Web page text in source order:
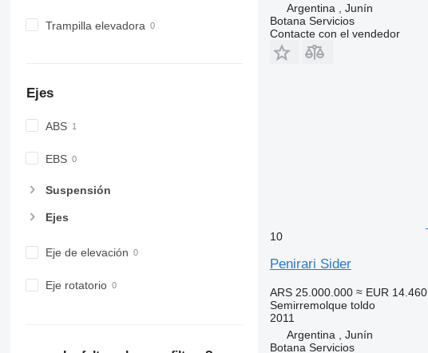
Trampilla elevadora
Ejes
ABS
EBS
Suspensión
Ejes
Eje de elevación
Eje rotatorio
Argentina , Junín
Botana Servicios
Contacte con el vendedor
10
Penirari Sider
ARS 25.000.000 ≈ EUR 14.460
Semirremolque toldo
2011
Argentina , Junín
Botana Servicios